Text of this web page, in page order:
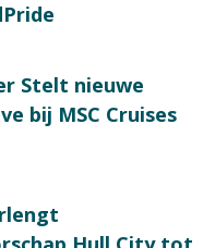
Stelt nieuwe
bij MSC Cruises